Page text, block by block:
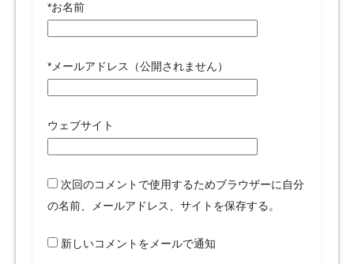
*お名前
* メールアドレス（公開されません）
ウェブサイト
次回のコメントで使用するためブラウザーに自分
の名前、メールアドレス、サイトを保存する。
新しいコメントをメールで通知